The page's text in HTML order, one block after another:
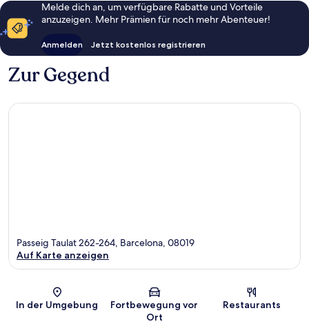
Melde dich an, um verfügbare Rabatte und Vorteile
anzuzeigen. Mehr Prämien für noch mehr Abenteuer!
Anmelden Jetzt kostenlos registrieren
Zur Gegend
Karte
Passeig Taulat 262-264, Barcelona, 08019
Auf Karte anzeigen
In der Umgebung
Fortbewegung vor
Ort
Restaurants